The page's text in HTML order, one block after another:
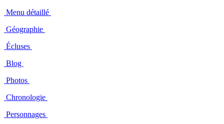
Menu détaillé
Géographie
Écluses
Blog
Photos
Chronologie
Personnages